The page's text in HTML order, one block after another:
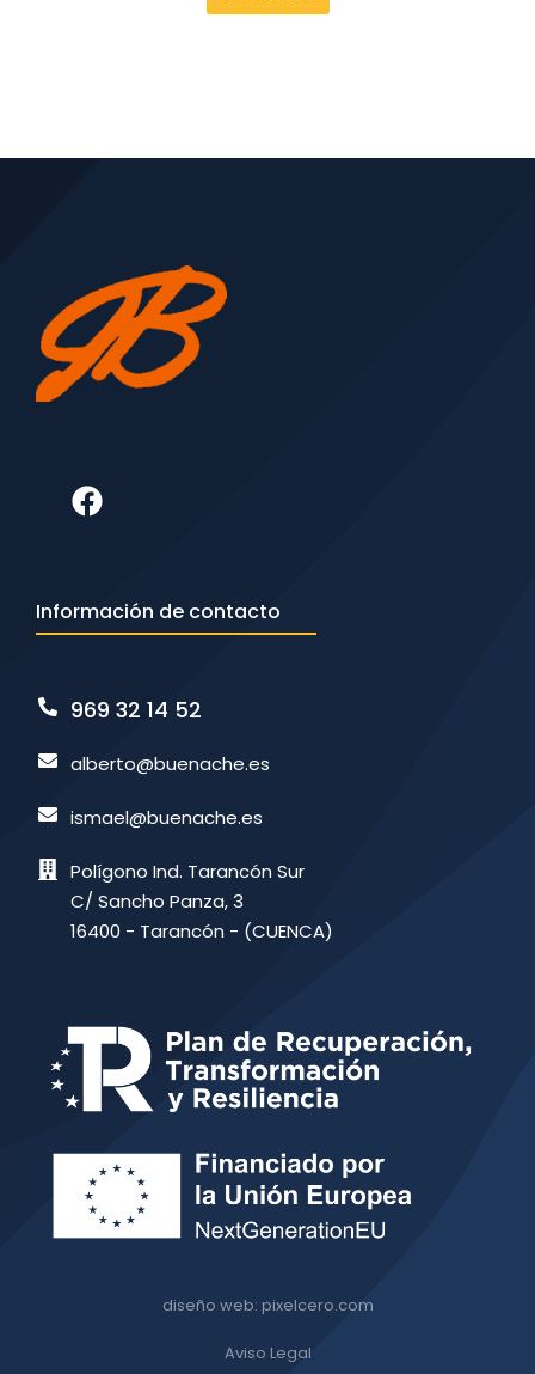
Información de contacto
969 32 14 52
alberto@buenache.es
ismael@buenache.es
Polígono Ind. Tarancón Sur
C/ Sancho Panza, 3
16400 - Tarancón - (CUENCA)
diseño web: pixelcero.com
Aviso Legal